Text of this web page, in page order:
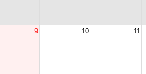
9 10 11